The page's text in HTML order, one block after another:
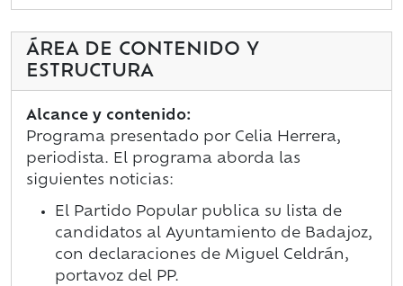
ÁREA DE CONTENIDO Y
ESTRUCTURA
Alcance y contenido:
Programa presentado por Celia Herrera,
periodista. El programa aborda las
siguientes noticias:
El Partido Popular publica su lista de
candidatos al Ayuntamiento de Badajoz,
con declaraciones de Miguel Celdrán,
portavoz del PP.